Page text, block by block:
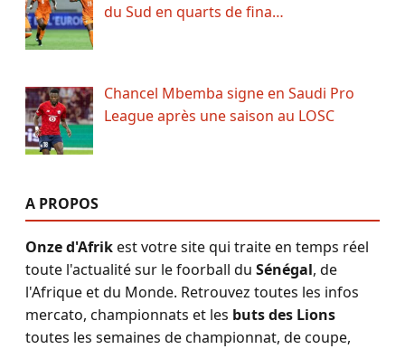
du Sud en quarts de fina…
Chancel Mbemba signe en Saudi Pro
League après une saison au LOSC
A PROPOS
Onze d'Afrikest votre site qui traite en temps réel
toute l'actualité sur le foorball du Sénégal, de
l'Afrique et du Monde. Retrouvez toutes les infos
mercato, championnats et les buts des Lions
toutes les semaines de championnat, de coupe,